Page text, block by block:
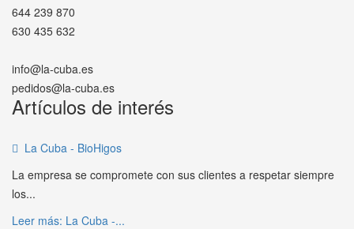
644 239 870
630 435 632
info@la-cuba.es
pedidos@la-cuba.es
Artículos de interés
La Cuba - BioHigos
La empresa se compromete con sus clientes a respetar siempre
los...
Leer más: La Cuba -...